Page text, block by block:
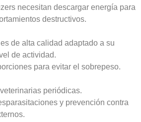
necesitan descargar energía para
destructivos.
de alta calidad adaptado a su
de actividad.
para evitar el sobrepeso.
periódicas.
y prevención contra